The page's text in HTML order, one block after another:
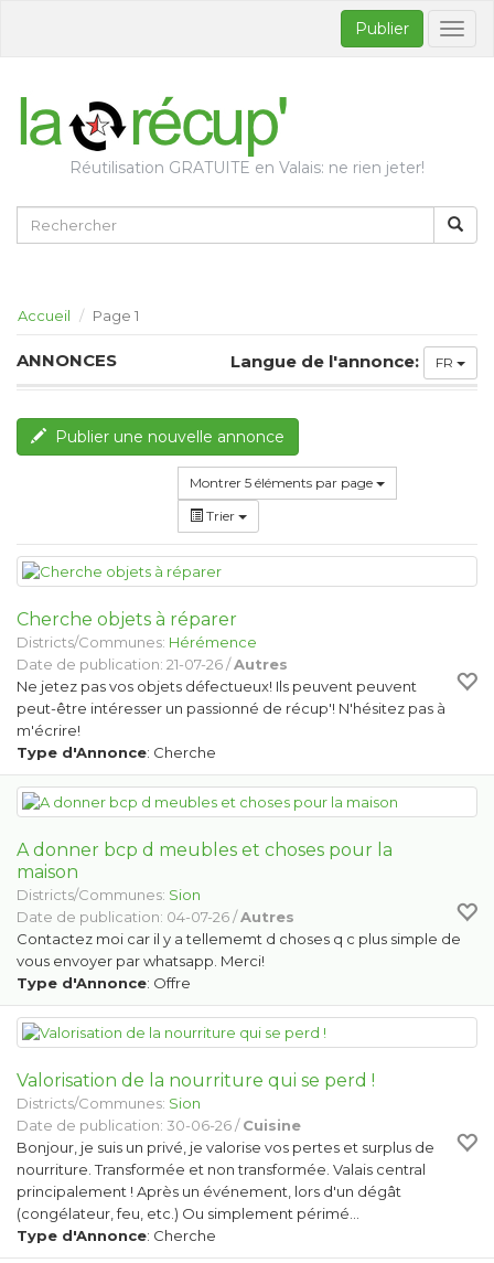
Publier
Réutilisation GRATUITE en Valais: ne rien jeter!
Accueil Page 1
ANNONCES Langue de l'annonce: FR
Publier une nouvelle annonce
Montrer 5 éléments par page
Trier
Cherche objets à réparer
Districts/Communes: Hérémence
Date de publication: 21-07-26 /Autres
Ne jetez pas vos objets défectueux! Ils peuvent peuvent
peut-être intéresser un passionné de récup'! N'hésitez pas à
m'écrire!
Type d'Annonce: Cherche
A donner bcp d meubles et choses pour la
maison
Districts/Communes: Sion
Date de publication: 04-07-26 /Autres
Contactez moi car il y a tellememt d choses q c plus simple de
vous envoyer par whatsapp. Merci!
Type d'Annonce: Offre
Valorisation de la nourriture qui se perd !
Districts/Communes: Sion
Date de publication: 30-06-26 /Cuisine
Bonjour, je suis un privé, je valorise vos pertes et surplus de
nourriture. Transformée et non transformée. Valais central
principalement ! Après un événement, lors d'un dégât
(congélateur, feu, etc.) Ou simplement périmé…
Type d'Annonce: Cherche